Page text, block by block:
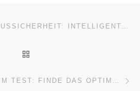
ZUKUNFT DER HAUSSICHERHEIT: INTELLIGENTE SCHLIESSSYSTEME IM JAHR 2026
MODULARE SOFAS IM TEST: FINDE DAS OPTIMALE SOFA FÜR DEIN ZUHAUSE